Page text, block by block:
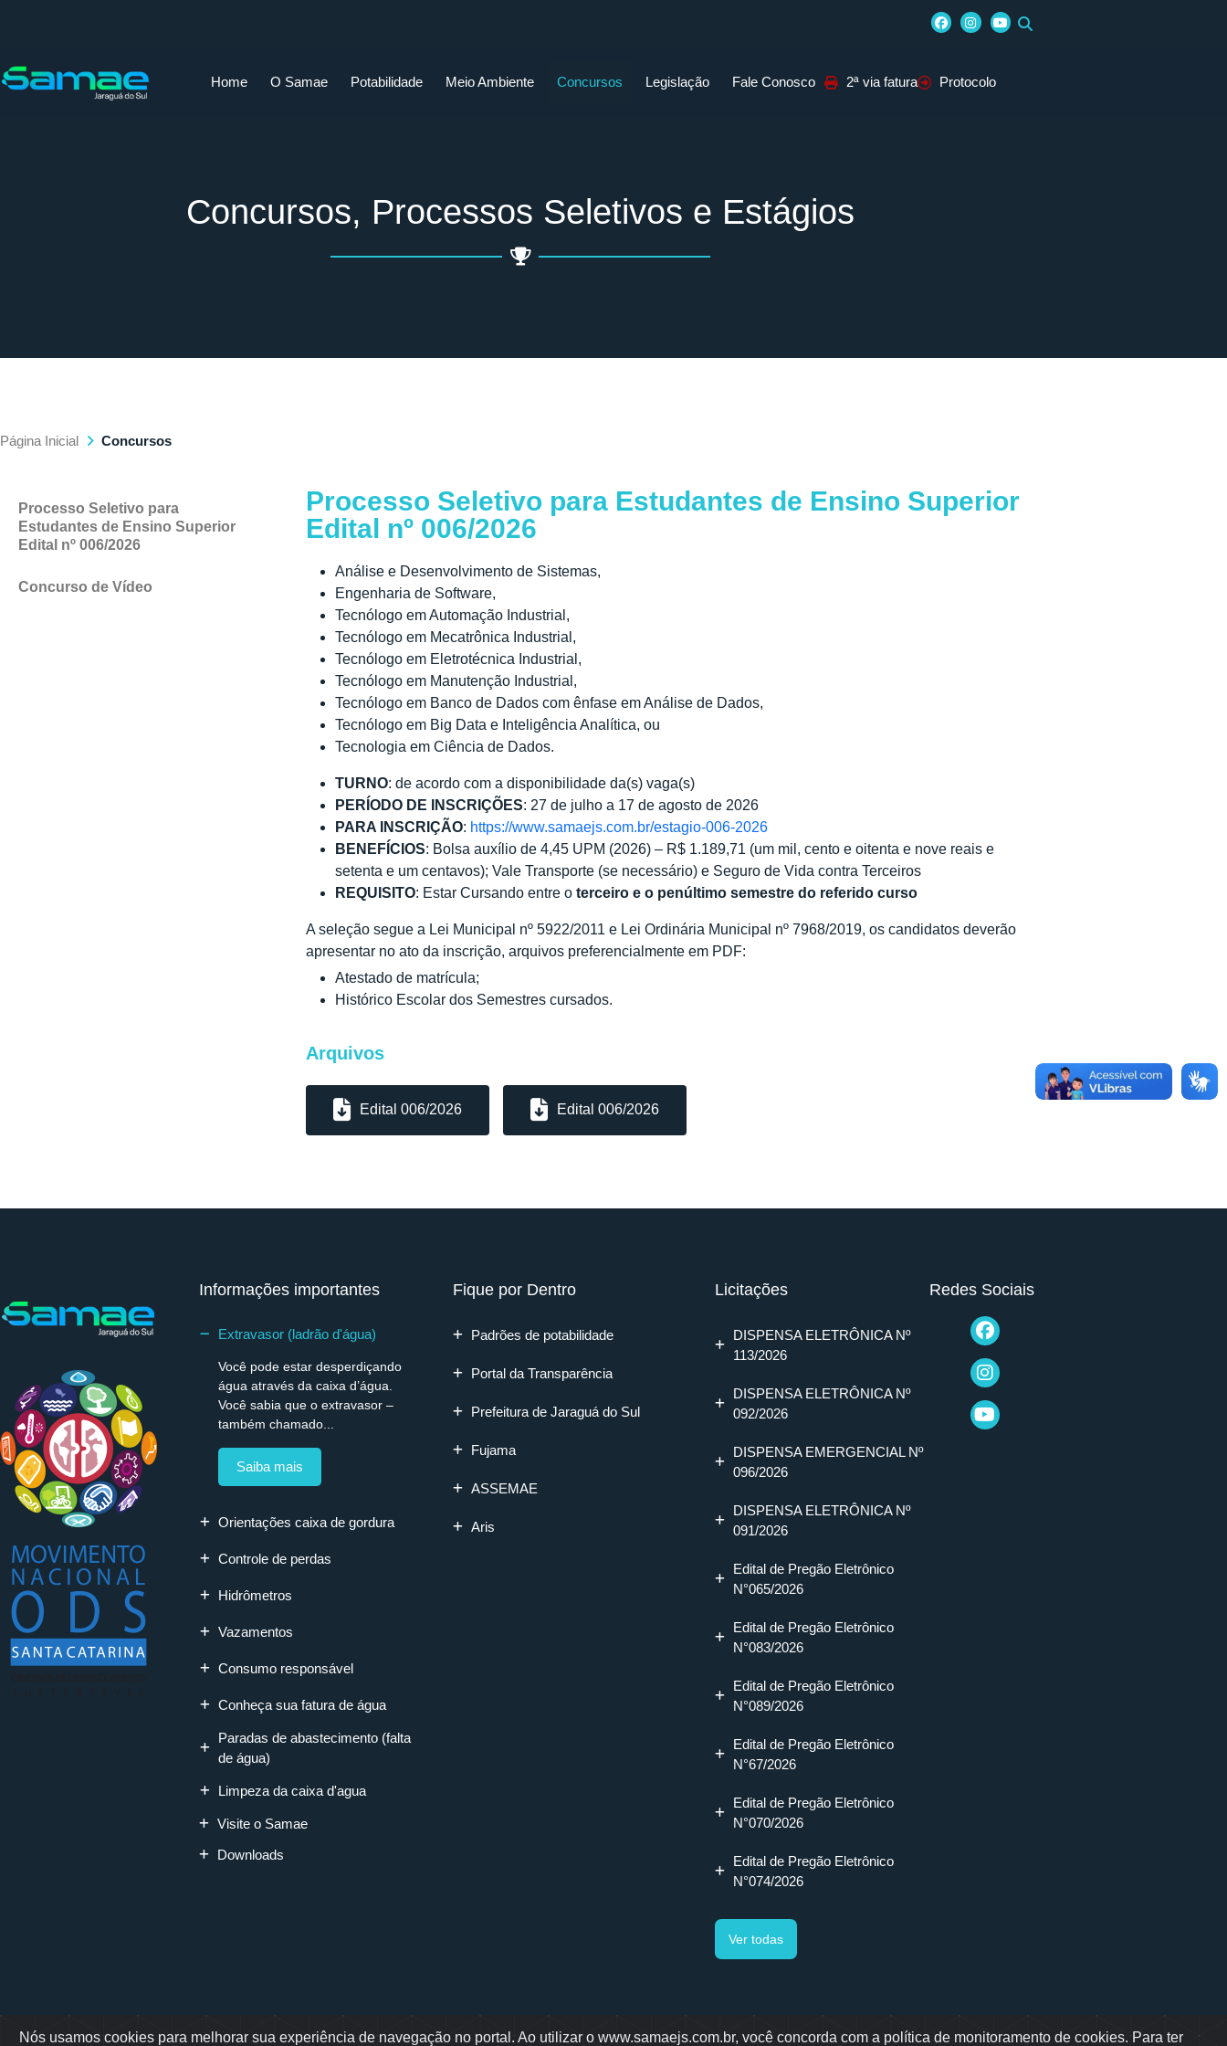
Nós usamos cookies para melhorar sua experiência de navegação no portal. Ao utilizar o www.samaejs.com.br, você concorda com a política de monitoramento de cookies. Para ter
Home O Samae Potabilidade Meio Ambiente Concursos Legislação Fale Conosco 2ª via fatura Protocolo
Concursos, Processos Seletivos e Estágios
Página Inicial Concursos
Processo Seletivo para
Estudantes de Ensino Superior
Edital nº 006/2026
Concurso de Vídeo
Processo Seletivo para Estudantes de Ensino Superior
Edital nº 006/2026
Análise e Desenvolvimento de Sistemas,
Engenharia de Software,
Tecnólogo em Automação Industrial,
Tecnólogo em Mecatrônica Industrial,
Tecnólogo em Eletrotécnica Industrial,
Tecnólogo em Manutenção Industrial,
Tecnólogo em Banco de Dados com ênfase em Análise de Dados,
Tecnólogo em Big Data e Inteligência Analítica, ou
Tecnologia em Ciência de Dados.
TURNO: de acordo com a disponibilidade da(s) vaga(s)
PERÍODO DE INSCRIÇÕES: 27 de julho a 17 de agosto de 2026
PARA INSCRIÇÃO: https://www.samaejs.com.br/estagio-006-2026
BENEFÍCIOS: Bolsa auxílio de 4,45 UPM (2026) – R$ 1.189,71 (um mil, cento e oitenta e nove reais e
setenta e um centavos); Vale Transporte (se necessário) e Seguro de Vida contra Terceiros
REQUISITO: Estar Cursando entre o terceiro e o penúltimo semestre do referido curso
A seleção segue a Lei Municipal nº 5922/2011 e Lei Ordinária Municipal nº 7968/2019, os candidatos deverão
apresentar no ato da inscrição, arquivos preferencialmente em PDF:
Atestado de matrícula;
Histórico Escolar dos Semestres cursados.
Arquivos
Edital 006/2026 Edital 006/2026
Informações importantes
Extravasor (ladrão d'água)
Você pode estar desperdiçando
água através da caixa d’água.
Você sabia que o extravasor –
também chamado...
Saiba mais
Orientações caixa de gordura
Controle de perdas
Hidrômetros
Vazamentos
Consumo responsável
Conheça sua fatura de água
Paradas de abastecimento (falta
de água)
Limpeza da caixa d'agua
Visite o Samae
Downloads
Fique por Dentro
Padrões de potabilidade
Portal da Transparência
Prefeitura de Jaraguá do Sul
Fujama
ASSEMAE
Aris
Licitações
DISPENSA ELETRÔNICA Nº
113/2026
DISPENSA ELETRÔNICA Nº
092/2026
DISPENSA EMERGENCIAL Nº
096/2026
DISPENSA ELETRÔNICA Nº
091/2026
Edital de Pregão Eletrônico
N°065/2026
Edital de Pregão Eletrônico
N°083/2026
Edital de Pregão Eletrônico
N°089/2026
Edital de Pregão Eletrônico
N°67/2026
Edital de Pregão Eletrônico
N°070/2026
Edital de Pregão Eletrônico
N°074/2026
Ver todas
Redes Sociais
Rua Erwino Menegotti, 478 - Bairro Água Verde - Jaraguá do Sul - SC